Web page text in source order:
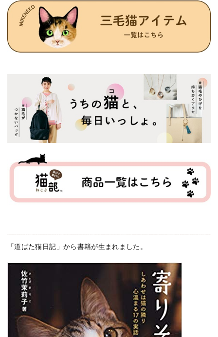
「道ばた猫日記」から書籍が生まれました。